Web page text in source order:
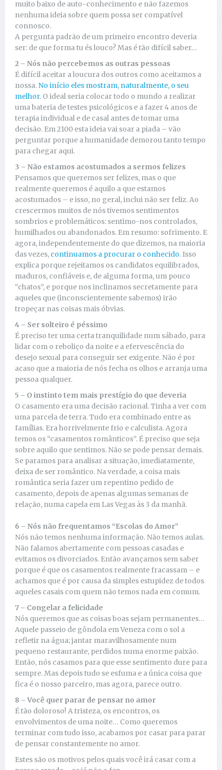
muito baixo de auto-conhecimento e não fazemos
nenhuma ideia sobre quem possa ser compatível
connosco.
A pergunta padrão de um primeiro encontro deveria
ser: de que forma tu és louco? Mas é tão difícil saber…
2 – Nós não percebemos as outras pessoas
É difícil aceitar a loucura dos outros como aceitamos a
nossa. No início eles mostram, naturalmente, o seu
melhor. O ideal seria colocar todo o mundo a realizar
uma bateria de testes psicológicos e a fazer 4 anos de
terapia individual e de casal antes de tomar uma
decisão. Em 2100 esta ideia vai soar a piada – vão
perguntar porque a humanidade demorou tanto tempo
para chegar aqui.
3 – Não estamos acostumados a sermos felizes
Pensamos que queremos ser felizes, mas o que
realmente queremos é aquilo a que estamos
acostumados – e isso, no geral, inclui não ser feliz. Ao
crescermos muitos de nós tivemos sentimentos
sombrios e problemáticos: sentimo-nos controlados,
humilhados ou abandonados. Em resumo: sofrimento. E
agora, independentemente do que dizemos, na maioria
das vezes, continuamos a procurar o conhecido. Isso
explica porque rejeitamos os candidatos equilibrados,
maduros, confiáveis e, de alguma forma, um pouco
“chatos”, e porque nos inclinamos secretamente para
aqueles que (inconscientemente sabemos) irão
tropeçar nas coisas mais óbvias.
4 – Ser solteiro é péssimo
É preciso ter uma certa tranquilidade num sábado, para
lidar com o reboliço da noite e a efervescência do
desejo sexual para conseguir ser exigente. Não é por
acaso que a maioria de nós fecha os olhos e arranja uma
pessoa qualquer.
5 – O instinto tem mais prestígio do que deveria
O casamento era uma decisão racional. Tinha a ver com
uma parcela de terra. Tudo era combinado entre as
famílias. Era horrivelmente frio e calculista. Agora
temos os “casamentos românticos”. É preciso que seja
sobre aquilo que sentimos. Não se pode pensar demais.
Se paramos para analisar a situação, imediatamente,
deixa de ser romântico. Na verdade, a coisa mais
romântica seria fazer um repentino pedido de
casamento, depois de apenas algumas semanas de
relação, numa capela em Las Vegas às 3 da manhã.
6 – Nós não frequentamos “Escolas do Amor”
Nós não temos nenhuma informação. Não temos aulas.
Não falamos abertamente com pessoas casadas e
evitamos os divorciados. Então avançamos sem saber
porque é que os casamentos realmente fracassam – e
achamos que é por causa da simples estupidez de todos
aqueles casais com quem não temos nada em comum.
7 – Congelar a felicidade
Nós queremos que as coisas boas sejam permanentes…
Aquele passeio de gôndola em Veneza com o sol a
refletir na água; jantar maravilhosamente num
pequeno restaurante, perdidos numa enorme paixão.
Então, nós casamos para que esse sentimento dure para
sempre. Mas depois tudo se esfuma e a única coisa que
fica é o nosso parceiro, mas agora, parece outro.
8 – Você quer parar de pensar no amor
É tão doloroso! A tristeza, os encontros, os
envolvimentos de uma noite… Como queremos
terminar com tudo isso, acabamos por casar para parar
de pensar constantemente no amor.
Estes são os motivos pelos quais você irá casar com a